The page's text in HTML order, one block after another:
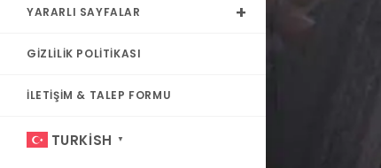
YARARLI SAYFALAR
GIZLILIK POLITIKASI
İLETIŞIM & TALEP FORMU
TURKISH ▼